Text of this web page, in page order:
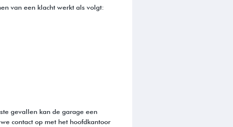
van een klacht werkt als volgt:
gevallen kan de garage een
contact op met het hoofdkantoor